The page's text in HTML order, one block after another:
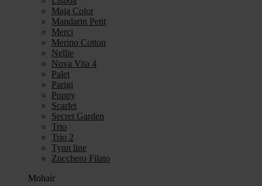
Maja Color
Mandarin Petit
Merci
Merino Cotton
Nellie
Nova Vita 4
Palet
Parigi
Poppy
Scarlet
Secret Garden
Trio
Trio 2
Tynn line
Zucchero Filato
Mohair